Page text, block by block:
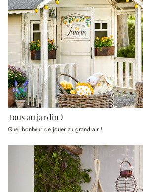
Tous au jardin !
Quel bonheur de jouer au grand air !